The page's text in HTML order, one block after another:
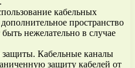
кабельных
пространство
нежелательно в случае
Кабельные каналы
защиту кабелей от